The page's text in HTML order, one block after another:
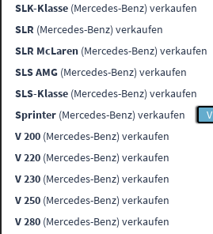
SLK-Klasse (Mercedes-Benz) verkaufen
SLR (Mercedes-Benz) verkaufen
SLR McLaren (Mercedes-Benz) verkaufen
SLS AMG (Mercedes-Benz) verkaufen
SLS-Klasse (Mercedes-Benz) verkaufen
Sprinter (Mercedes-Benz) verkaufen
V
V 200 (Mercedes-Benz) verkaufen
V 220 (Mercedes-Benz) verkaufen
V 230 (Mercedes-Benz) verkaufen
V 250 (Mercedes-Benz) verkaufen
V 280 (Mercedes-Benz) verkaufen